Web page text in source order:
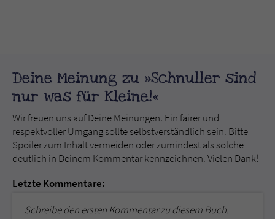
Deine Meinung zu »Schnuller sind
nur was für Kleine!«
Wir freuen uns auf Deine Meinungen. Ein fairer und
respektvoller Umgang sollte selbstverständlich sein. Bitte
Spoiler zum Inhalt vermeiden oder zumindest als solche
deutlich in Deinem Kommentar kennzeichnen. Vielen Dank!
Letzte Kommentare:
Schreibe den ersten Kommentar zu diesem Buch.